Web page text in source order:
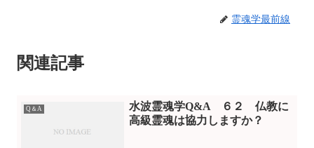
霊魂学最前線
関連記事
Q＆A
水波霊魂学Q&A ６２ 仏教に
高級霊魂は協力しますか？